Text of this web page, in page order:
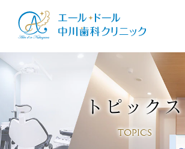
トピックス
TOPICS